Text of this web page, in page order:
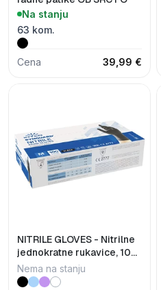
Na stanju
63 kom.
Cena 39,99 €
NITRILE GLOVES - Nitrilne
jednokratne rukavice, 100
kom
Nema na stanju